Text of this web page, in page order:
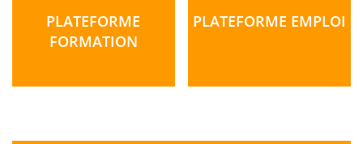
PLATEFORME
FORMATION
PLATEFORME EMPLOI